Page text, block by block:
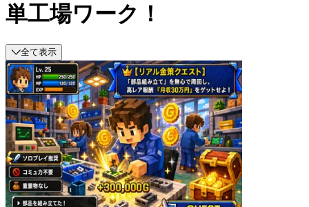
単工場ワーク！
全て表示